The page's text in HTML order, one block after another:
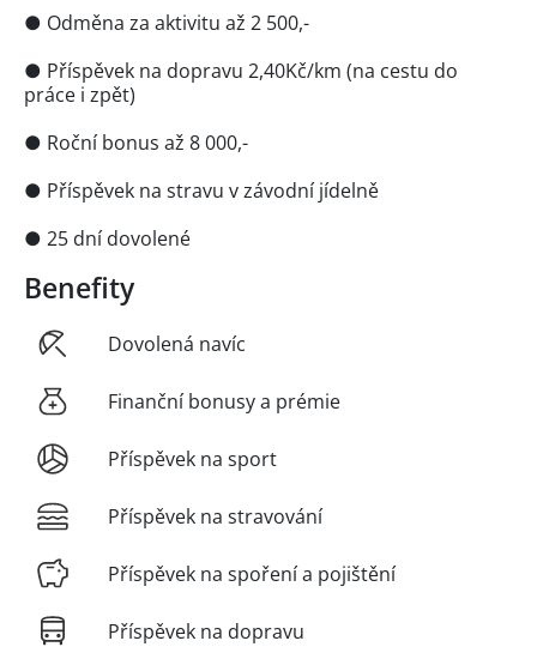
● Odměna za aktivitu až 2 500,-
● Příspěvek na dopravu 2,40Kč/km (na cestu do
práce i zpět)
● Roční bonus až 8 000,-
● Příspěvek na stravu v závodní jídelně
● 25 dní dovolené
Benefity
Dovolená navíc
Finanční bonusy a prémie
Příspěvek na sport
Příspěvek na stravování
Příspěvek na spoření a pojištění
Příspěvek na dopravu